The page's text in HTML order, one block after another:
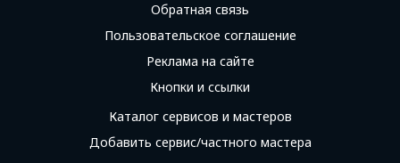
Обратная связь
Пользовательское соглашение
Реклама на сайте
Кнопки и ссылки
Каталог сервисов и мастеров
Добавить сервис/частного мастера